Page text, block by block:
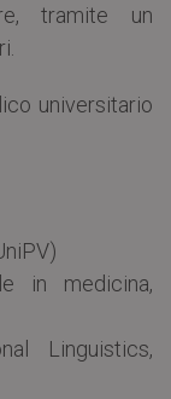
tramite un
universitario
in medicina,
Linguistics,